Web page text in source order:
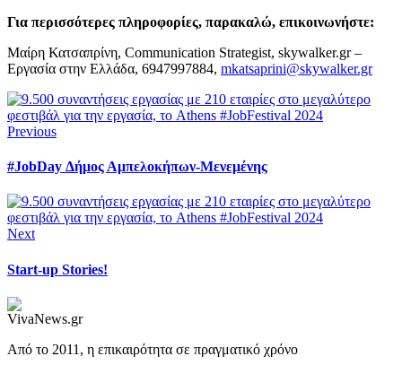
Για περισσότερες πληροφορίες, παρακαλώ, επικοινωνήστε:
Μαίρη Κατσαπρίνη, Communication Strategist, skywalker.gr –
Εργασία στην Ελλάδα, 6947997884, mkatsaprini@skywalker.gr
Previous
#JobDay Δήμος Αμπελοκήπων-Μενεμένης
Next
Start-up Stories!
Από το 2011, η επικαιρότητα σε πραγματικό χρόνο